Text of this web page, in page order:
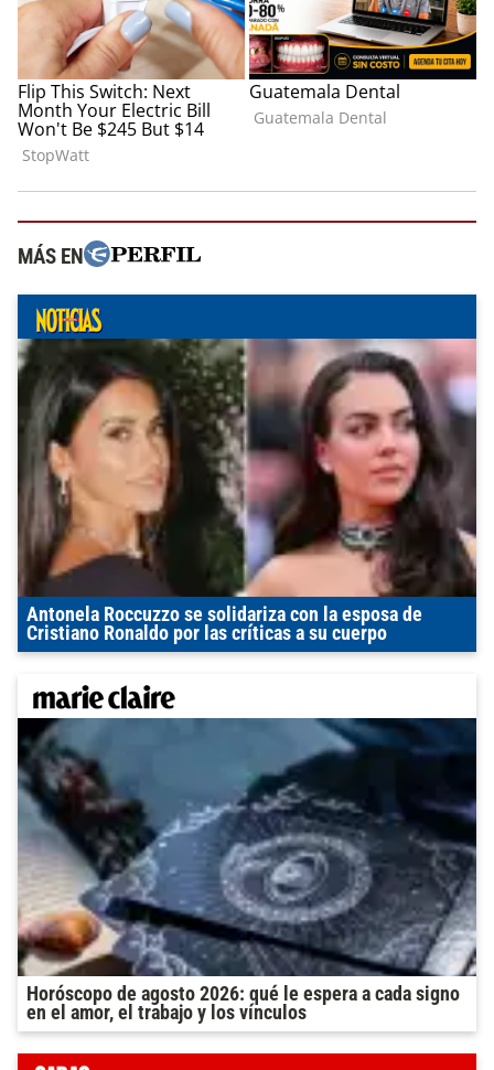
MÁS EN
Antonela Roccuzzo se solidariza con la esposa de
Cristiano Ronaldo por las críticas a su cuerpo
Horóscopo de agosto 2026: qué le espera a cada signo
en el amor, el trabajo y los vínculos